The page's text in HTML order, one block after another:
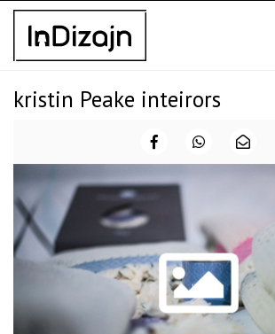
Skip
content
kristin Peake inteirors